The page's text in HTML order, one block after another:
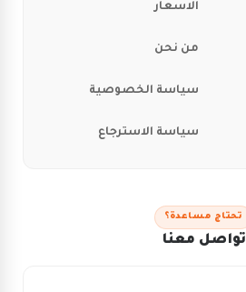
الاسعار
من نحن
سياسة الخصوصية
سياسة الاسترجاع
تحتاج مساعدة؟
تواصل معنا